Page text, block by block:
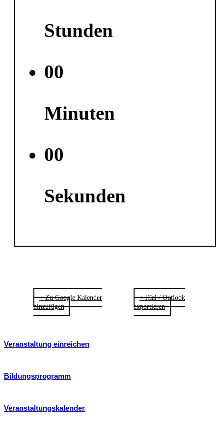
Stunden
00
Minuten
00
Sekunden
+ Zu Google Kalender
hinzufügen
+ iCal / Outlook
exportieren
Veranstaltung einreichen
Bildungsprogramm
Veranstaltungskalender